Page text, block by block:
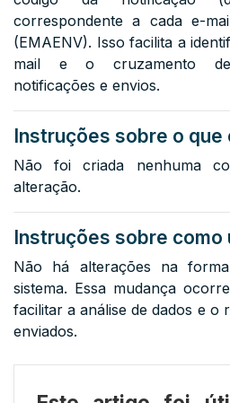
correspondente a cada e-
(EMAENV). Isso facilita a
mail e o cruzamento de
notificações e envios.
Instruções sobre o que
Não foi criada nenhuma
alteração.
Instruções sobre como
Não há alterações na
sistema. Essa mudança
facilitar a análise de dados e o
enviados.